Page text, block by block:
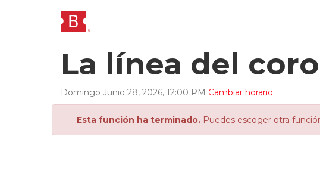
La línea del coro
Domingo Junio 28, 2026, 12:00 PM Cambiar horario
Esta función ha terminado. Puedes escoger otra